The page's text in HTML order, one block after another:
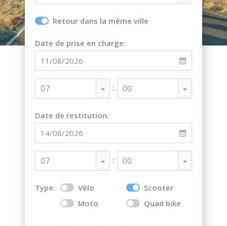
Retour dans la même ville
Date de prise en charge:
07 : 00
Date de restitution:
07 : 00
Type: Vélo
Scooter
Moto
Quad bike